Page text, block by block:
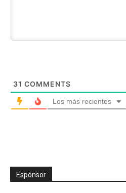
31 COMMENTS
Los más recientes
Espónsor